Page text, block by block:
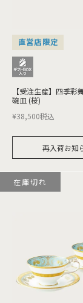
直営店限定
【受注生産】四季彩
碗皿 (桜)
¥38,500税込
再入荷お知
在庫切れ